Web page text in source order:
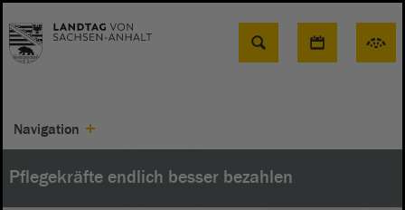
Suche
Navigation
Pflegekräfte endlich besser bezahlen